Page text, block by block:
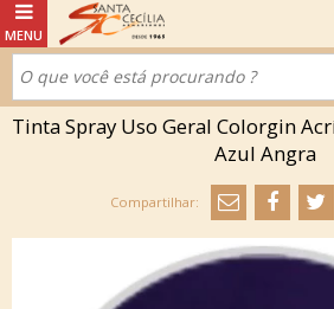
Tinta Spray Uso Geral Colorgin
Azul Angra